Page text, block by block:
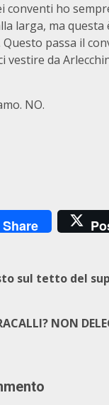
conventi ho
larga, ma questa
passa il
vestire da
NO.
Share
sul tetto del
NON